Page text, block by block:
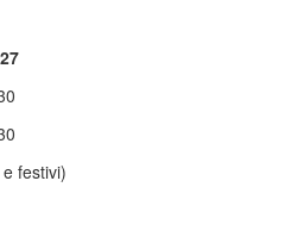
festivi)